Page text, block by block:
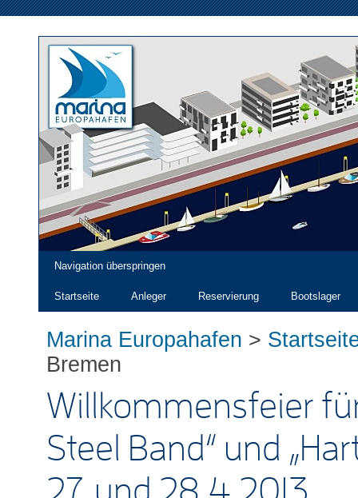
Navigation überspringen
Startseite Anleger Reservierung Bootslager
Marina Europahafen >
Bremen
Willkommensfeier
Steel Band“ und